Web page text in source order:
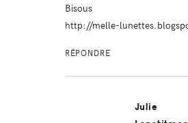
Bisous
http://melle-
RÉPONDRE
Julie